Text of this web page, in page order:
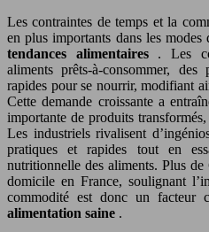
Les contraintes de temps et la
en plus importants dans les
tendances alimentaires . Les
aliments prêts-à-consommer,
rapides pour se nourrir, modifiant
Cette demande croissante a
importante de produits
Les industriels rivalisent
pratiques et rapides tout en
nutritionnelle des aliments. Plus
domicile en France, soulignant
commodité est donc un facteur
alimentation saine .